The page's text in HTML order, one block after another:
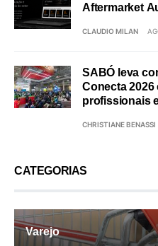
Aftermarket
CLAUDIO MILAN
SABÓ leva
Conecta 2026
profissionais
CHRISTIANE BENASSI
CATEGORIAS
Varejo